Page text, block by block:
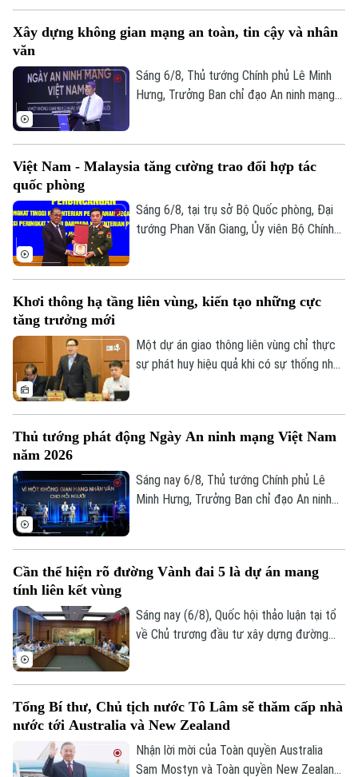
Chuyên mục
Thời sự
Hà Nội
Chính trị
Hà Nội
"bảo vệ hệ thống" và "bảo vệ con người",
Nhân dân làm thước đo cao nhất cho mọi
chính sách.
Xây dựng không gian mạng an toàn, tin cậy và nhân
văn
Sáng 6/8, Thủ tướng Chính phủ Lê Minh
Hưng, Trưởng Ban chỉ đạo An ninh mạng
hoạt động do Ban Chỉ đạo An ninh mạng
với chủ đề “Vì một không gian mạng nhân
văn cho mỗi người”.
Việt Nam - Malaysia tăng cường trao đổi hợp tác
quốc phòng
Sáng 6/8, tại trụ sở Bộ Quốc phòng, Đại
tướng Phan Văn Giang, Ủy viên Bộ Chính
Dato' Seri Mohamed Khaled bin Nordin.
Khơi thông hạ tầng liên vùng, kiến tạo những cực
tăng trưởng mới
Một dự án giao thông liên vùng chỉ thực
sự phát huy hiệu quả khi có sự thống nhất
biểu Quốc hội đặt ra khi thảo luận tại tổ
đô Hà Nội sáng 6/8.
Thủ tướng phát động Ngày An ninh mạng Việt Nam
năm 2026
Sáng nay 6/8, Thủ tướng Chính phủ Lê
Minh Hưng, Trưởng Ban chỉ đạo An ninh
khổ chuỗi hoạt động do Ban Chỉ đạo An
an tổ chức với chủ đề “Vì một không gian
mạng nhân văn cho mỗi người”.
Cần thể hiện rõ đường Vành đai 5 là dự án mang
tính liên kết vùng
Sáng nay (6/8), Quốc hội thảo luận tại tổ
về Chủ trương đầu tư xây dựng đường
hiện rõ hơn, đây là dự án mang tính liên
kết vùng cao. Điều này sẽ giúp công tác
điều phối dự án được rõ ràng hơn.
Tổng Bí thư, Chủ tịch nước Tô Lâm sẽ thăm cấp nhà
nước tới Australia và New Zealand
Nhận lời mời của Toàn quyền Australia
Sam Mostyn và Toàn quyền New Zealand